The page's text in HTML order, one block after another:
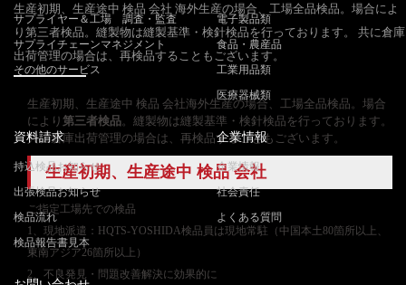
生産初期、生産途中 検品 会社 海外生産の場合、工場全品検品。場合によ
り第三者検品。縫製物は縫製基準・検針検品を行っております。 共に倉庫
出荷管理の場合は、再検品することもございます。
生産初期、生産途中 検品 会社海外生産の場合、工場全品検品。場合
により 第三者検品 。縫製物は縫製基準・検針検品を行っております。
共に倉庫出荷管理の場合は、再検品することもございます。
生産初期、生産途中 検品 会社
ご指定工場先での検品
1、現地派遣：HQTS-YOSHIDA検品員は現地常駐（中国本土80箇所以上、
東南アジア26箇所以上）
2、不良発見・問題改善解決に効果的に
サプライヤー＆工場 調査・監査
サプライチェーンマネジメント
その他のサービス
電子製品類
食品・農産品
工業用品類
医療器械類
資料請求
持込検品お知らせ
出張検品お知らせ
検品流れ
検品報告書見本
企業情報
企業情報
社会責任
よくある質問